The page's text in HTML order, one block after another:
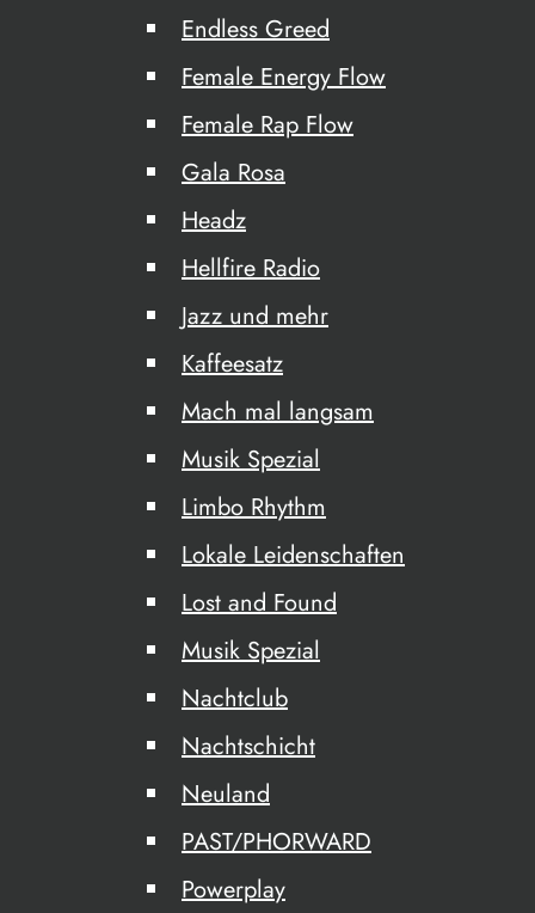
Endless Greed
Female Energy Flow
Female Rap Flow
Gala Rosa
Headz
Hellfire Radio
Jazz und mehr
Kaffeesatz
Mach mal langsam
Musik Spezial
Limbo Rhythm
Lokale Leidenschaften
Lost and Found
Musik Spezial
Nachtclub
Nachtschicht
Neuland
PAST/PHORWARD
Powerplay